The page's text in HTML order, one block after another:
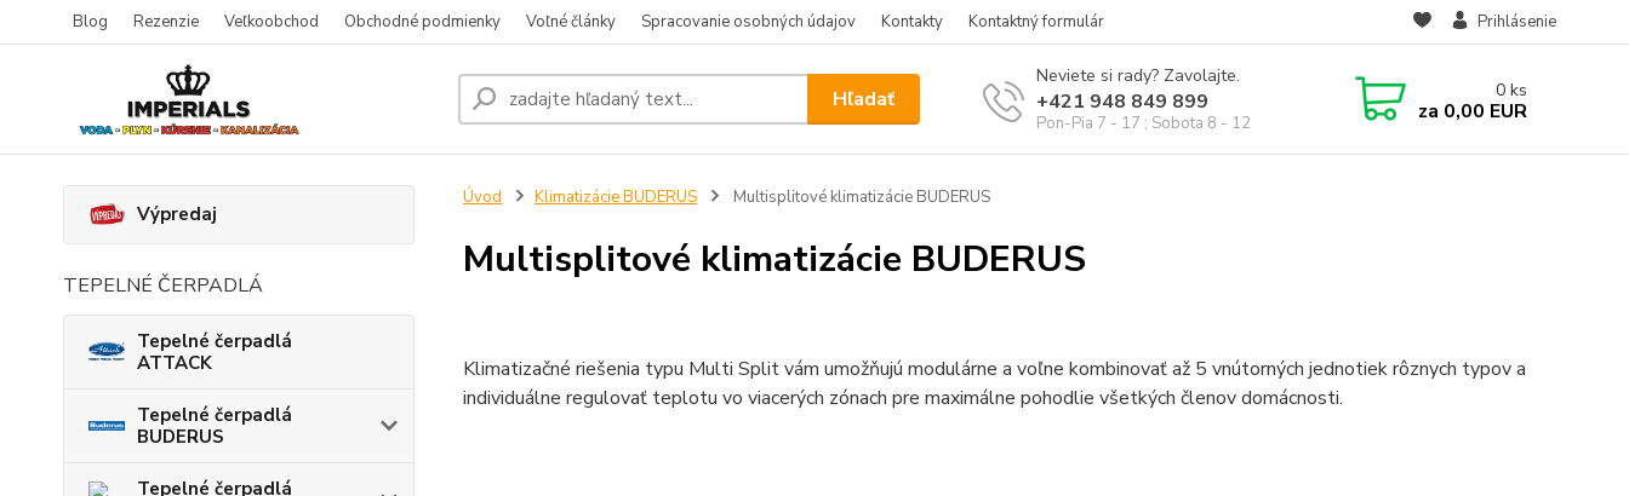
Blog Rezenzie Veľkoobchod Obchodné podmienky Voľné články Spracovanie osobných údajov Kontakty Kontaktný formulár Prihlásenie
Hľadať
Neviete si rady? Zavolajte.
+421 948 849 899
Pon-Pia 7 - 17 ; Sobota 8 - 12
0 ks
za 0,00 EUR
Výpredaj
TEPELNÉ ČERPADLÁ
Tepelné čerpadlá
ATTACK
Tepelné čerpadlá
BUDERUS
Tepelné čerpadlá
Úvod Klimatizácie BUDERUS Multisplitové klimatizácie BUDERUS
Multisplitové klimatizácie BUDERUS
Klimatizačné riešenia typu Multi Split vám umožňujú modulárne a voľne kombinovať až 5 vnútorných jednotiek rôznych typov a
individuálne regulovať teplotu vo viacerých zónach pre maximálne pohodlie všetkých členov domácnosti.